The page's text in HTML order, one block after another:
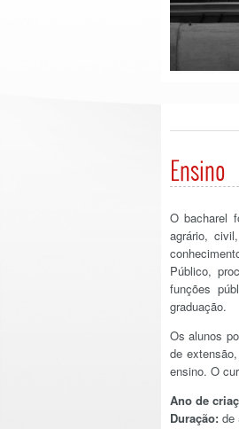
Ensino
O bacharel
agrário,
Público,
funções
graduação.
Os alunos
de
ensino. O
Ano de
Duração: de